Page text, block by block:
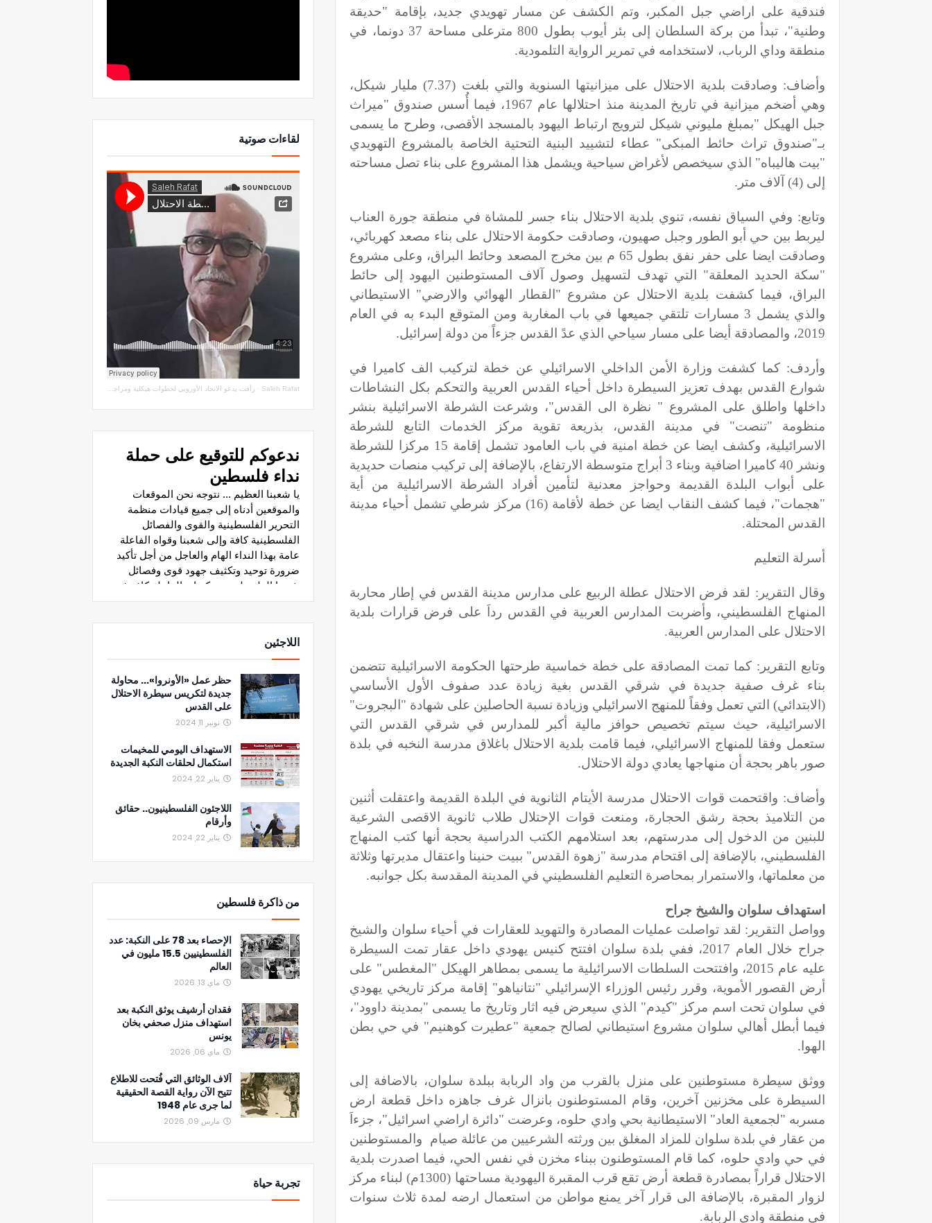
فندقية على اراضي جبل المكبر، وتم الكشف عن مسار تهويدي جديد، بإقامة "حديقة
وطنية"، تبدأ من بركة السلطان إلى بئر أيوب بطول 800 مترعلى مساحة 37 دونما، في
منطقة وداي الرباب، لاستخدامه في تمرير الرواية التلمودية.
وأضاف: وصادقت بلدية الاحتلال على ميزانيتها السنوية والتي بلغت (7.37) مليار شيكل،
وهي أضخم ميزانية في تاريخ المدينة منذ احتلالها عام 1967، فيما أُسس صندوق "ميراث
جبل الهيكل "بمبلغ مليوني شيكل لترويج ارتباط اليهود بالمسجد الأقصى، وطرح ما يسمى
بـ"صندوق تراث حائط المبكى" عطاء لتشييد البنية التحتية الخاصة بالمشروع التهويدي
"بيت هاليباه" الذي سيخصص لأغراض سياحية ويشمل هذا المشروع على بناء تصل مساحته
إلى (4) آلاف متر
.
وتابع: وفي السياق نفسه، تنوي بلدية الاحتلال بناء جسر للمشاة في منطقة جورة العناب
ليربط بين حي أبو الطور وجبل صهيون، وصادقت حكومة الاحتلال على بناء مصعد كهربائي،
وصادقت ايضا على حفر نفق بطول 65 م بين مخرج المصعد وحائط البراق، وعلى مشروع
"سكة الحديد المعلقة" التي تهدف لتسهيل وصول آلاف المستوطنين اليهود إلى حائط
البراق، فيما كشفت بلدية الاحتلال عن مشروع "القطار الهوائي والارضي" الاستيطاني
والذي يشمل 3 مسارات تلتقي جميعها في باب المغاربة ومن المتوقع البدء به في العام
2019، والمصادقة أيضا على مسار سياحي الذي عدً القدس جزءاً من دولة إسرائيل
.
وأردف: كما كشفت وزارة الأمن الداخلي الاسرائيلي عن خطة لتركيب الف كاميرا في
شوارع القدس بهدف تعزيز السيطرة داخل أحياء القدس العربية والتحكم بكل النشاطات
داخلها واطلق على المشروع " نظرة الى القدس"، وشرعت الشرطة الاسرائيلية بنشر
منظومة "تنصت" في مدينة القدس، بذريعة تقوية مركز الخدمات التابع للشرطة
الاسرائيلية، وكشف ايضا عن خطة امنية في باب العامود تشمل إقامة 15 مركزا للشرطة
ونشر 40 كاميرا اضافية وبناء 3 أبراج متوسطة الارتفاع، بالإضافة إلى تركيب منصات حديدية
على أبواب البلدة القديمة وحواجز معدنية لتأمين أفراد الشرطة الاسرائيلية من أية
"هجمات"، فيما كشف النقاب ايضا عن خطة لأقامة (16) مركز شرطي تشمل أحياء مدينة
القدس المحتلة.
أسرلة التعليم
وقال التقرير: لقد فرض الاحتلال عطلة الربيع على مدارس مدينة القدس في إطار محاربة
المنهاج الفلسطيني، وأضربت المدارس العربية في القدس رداَ على فرض قرارات بلدية
الاحتلال على المدارس العربية.
وتابع التقرير: كما تمت المصادقة على خطة خماسية طرحتها الحكومة الاسرائيلية تتضمن
بناء غرف صفية جديدة في شرقي القدس بغية زيادة عدد صفوف الأول الأساسي
(الابتدائي) التي تعمل وفقاً للمنهج الاسرائيلي وزيادة نسبة الحاصلين على شهادة "البجروت"
الاسرائيلية، حيث سيتم تخصيص حوافز مالية أكبر للمدارس في شرقي القدس التي
ستعمل وفقا للمنهاج الاسرائيلي، فيما قامت بلدية الاحتلال باغلاق مدرسة النخبه في بلدة
صور باهر بحجة أن منهاجها يعادي دولة الاحتلال.
وأضاف: واقتحمت قوات الاحتلال مدرسة الأيتام الثانوية في البلدة القديمة واعتقلت أثنين
من التلاميذ بحجة رشق الحجارة، ومنعت قوات الإحتلال طلاب ثانوية الاقصى الشرعية
للبنين من الدخول إلى مدرستهم، بعد استلامهم الكتب الدراسية بحجة أنها كتب المنهاج
الفلسطيني، بالإضافة إلى اقتحام مدرسة "زهوة القدس" ببيت حنينا واعتقال مديرتها وثلاثة
من معلماتها، والاستمرار بمحاصرة التعليم الفلسطيني في المدينة المقدسة بكل جوانبه.
استهداف سلوان والشيخ جراح
وواصل التقرير: لقد تواصلت عمليات المصادرة والتهويد للعقارات في أحياء سلوان والشيخ
جراح خلال العام 2017، ففي بلدة سلوان افتتح كنيس يهودي داخل عقار تمت السيطرة
عليه عام 2015، وافتتحت السلطات الاسرائيلية ما يسمى بمطاهر الهيكل "المغطس" على
أرض القصور الأموية، وقرر رئيس الوزراء الإسرائيلي "نتانياهو" إقامة مركز تاريخي يهودي
في سلوان تحت اسم مركز "كيدم" الذي سيعرض فيه اثار وتاريخ ما يسمى "بمدينة داوود"،
فيما أبطل أهالي سلوان مشروع استيطاني لصالح جمعية "عطيرت كوهنيم" في حي بطن
الهوا .
ووثق سيطرة مستوطنين على منزل بالقرب من واد الربابة ببلدة سلوان، بالاضافة إلى
السيطرة على مخزنين آخرين، وقام المستوطنون بانزال غرف جاهزه داخل قطعة ارض
مسربه "لجمعية العاد" الاستيطانية بحي وادي حلوه، وعرضت "دائرة اراضي اسرائيل"، جزءاَ
من عقار في بلدة سلوان للمزاد المغلق بين ورثته الشرعيين من عائلة صيام والمستوطنين
في حي وادي حلوه، كما قام المستوطنون ببناء مخزن في نفس الحي، فيما اصدرت بلدية
الاحتلال قراراً بمصادرة قطعة أرض تقع قرب المقبرة اليهودية مساحتها (1300م) لبناء مركز
لزوار المقبرة، بالإضافة الى قرار آخر يمنع مواطن من استعمال ارضه لمدة ثلاث سنوات
في منطقة وادي الربابة.
لقاءات صوتية
Saleh Rafat
· رأفت يدعو الاتحاد الأوروبي لخطوات هيكلية ومراجعة اتفاقيات الشراكة مع سلطة الاحتلال
اللاجئين
حظر عمل «الأونروا»... محاولة
جديدة لتكريس سيطرة الاحتلال
على القدس
نونبر 11, 2024
الاستهداف اليومي للمخيمات
استكمال لحلقات النكبة الجديدة
يناير 22, 2024
اللاجئون الفلسطينيون.. حقائق
وأرقام
يناير 22, 2024
من ذاكرة فلسطين
الإحصاء بعد 78 على النكبة: عدد
الفلسطينيين 15.5 مليون في
العالم
ماي 13, 2026
فقدان أرشيف يوثق النكبة بعد
استهداف منزل صحفي بخان
يونس
ماي 06, 2026
آلاف الوثائق التي فُتحت للاطلاع
تتيح الآن رواية القصة الحقيقية
لما جرى عام 1948
مارس 09, 2026
تجربة حياة